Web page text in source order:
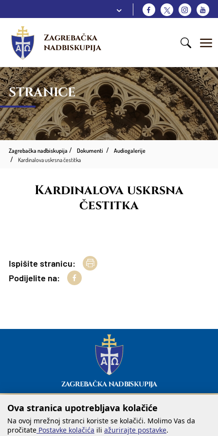
Zagrebačka
nadbiskupija
STRANICE
Zagrebačka nadbiskupija Dokumenti
Audiogalerije
Kardinalova uskrsna čestitka
Kardinalova uskrsna
čestitka
Ispišite stranicu:
Podijelite na:
ZAGREBAČKA NADBISKUPIJA
Ova stranica upotrebljava kolačiće
Na ovoj mrežnoj stranci koriste se kolačići. Molimo Vas da
pročitate Postavke kolačića ili ažurirajte postavke.